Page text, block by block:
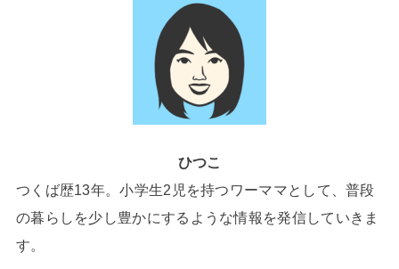
ひつこ
つくば歴13年。小学生2児を持つワーママとして、普段
の暮らしを少し豊かにするような情報を発信していきま
す。